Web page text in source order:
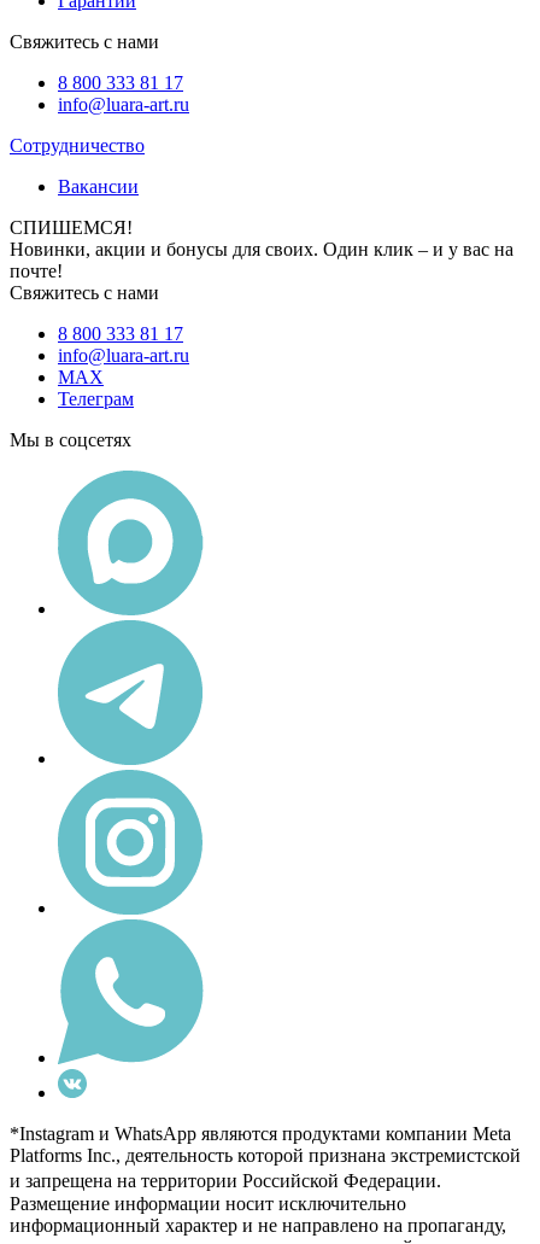
Свяжитесь с нами
8 800 333 81 17
info@luara-art.ru
Сотрудничество
Вакансии
СПИШЕМСЯ!
Новинки, акции и бонусы для своих. Один клик – и у вас на
почте!
Свяжитесь с нами
8 800 333 81 17
info@luara-art.ru
MAX
Телеграм
Мы в соцсетях
*Instagram и WhatsApp являются продуктами компании Meta
Platforms Inc., деятельность которой признана экстремистской
и запрещена на территории Российской Федерации.
Размещение информации носит исключительно
информационный характер и не направлено на пропаганду,